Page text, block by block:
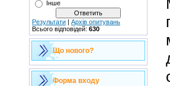
Інше
Результати | Архів опитувань
Всього відповідей: 630
Що нового?
Форма входу